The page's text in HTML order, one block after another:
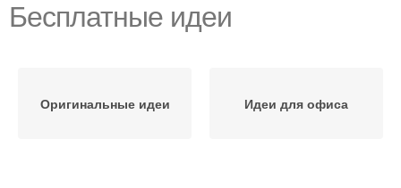
Бесплатные идеи
Оригинальные идеи Идеи для офиса